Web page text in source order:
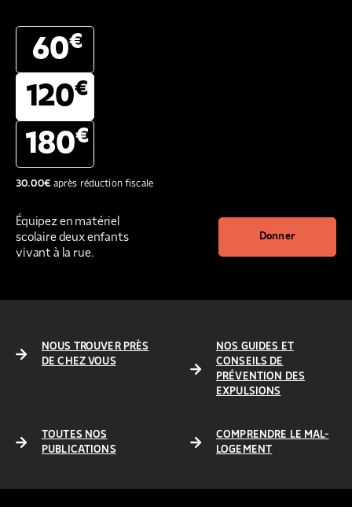
60€
120€
180€
30.00€après réduction fiscale
Équipez en matériel
scolaire deux enfants
vivant à la rue.
Donner
NOUS TROUVER PRÈS
DE CHEZ VOUS
NOS GUIDES ET
CONSEILS DE
PRÉVENTION DES
EXPULSIONS
TOUTES NOS
PUBLICATIONS
COMPRENDRE LE MAL-
LOGEMENT